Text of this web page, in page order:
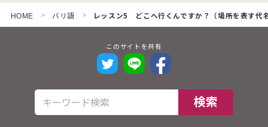
HOME > バリ語 > レッスン5 どこへ行くんですか？（場所を表す代
このサイトを共有